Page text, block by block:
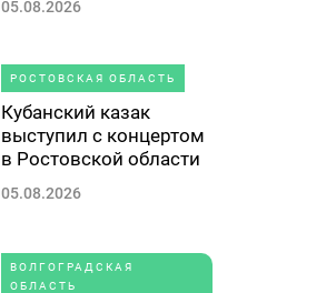
05.08.2026
РОСТОВСКАЯ ОБЛАСТЬ
Кубанский казак
выступил с концертом
в Ростовской области
05.08.2026
ВОЛГОГРАДСКАЯ
ОБЛАСТЬ